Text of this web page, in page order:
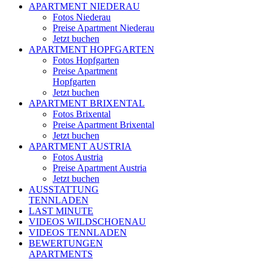
APARTMENT NIEDERAU
Fotos Niederau
Preise Apartment Niederau
Jetzt buchen
APARTMENT HOPFGARTEN
Fotos Hopfgarten
Preise Apartment
Hopfgarten
Jetzt buchen
APARTMENT BRIXENTAL
Fotos Brixental
Preise Apartment Brixental
Jetzt buchen
APARTMENT AUSTRIA
Fotos Austria
Preise Apartment Austria
Jetzt buchen
AUSSTATTUNG
TENNLADEN
LAST MINUTE
VIDEOS WILDSCHOENAU
VIDEOS TENNLADEN
BEWERTUNGEN
APARTMENTS